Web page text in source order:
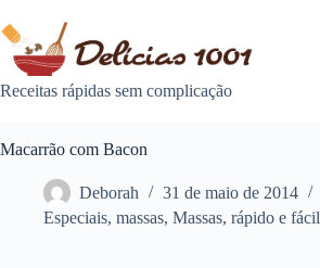
para
conteúdo
Receitas rápidas sem complicação
Macarrão com Bacon
Deborah
31 de maio de 2014
Especiais, massas, Massas, rápido e fácil